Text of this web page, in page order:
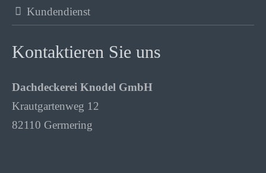
Kundendienst
Kontaktieren Sie uns
Dachdeckerei Knodel GmbH
Krautgartenweg 12
82110 Germering